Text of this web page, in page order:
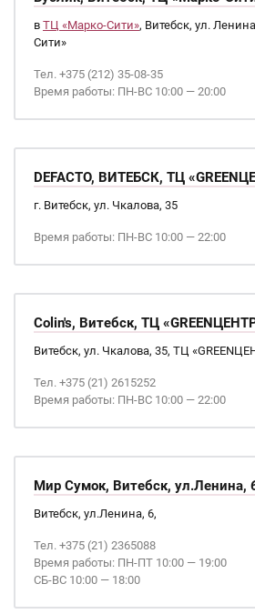
в ТЦ «Марко-Сити», Витебск, ул.
Сити»
Тел. +375 (212) 35-08-35
Время работы: ПН-ВС 10:00 — 20:00
DEFACTO, ВИТЕБСК, ТЦ
г. Витебск, ул. Чкалова, 35
Время работы: ПН-ВС 10:00 — 22:00
Colin's, Витебск, ТЦ
Витебск, ул. Чкалова, 35, ТЦ
Тел. +375 (21) 2615252
Время работы: ПН-ВС 10:00 — 22:00
Мир Сумок, Витебск, ул.Ленина,
Витебск, ул.Ленина, 6,
Тел. +375 (21) 2365088
Время работы: ПН-ПТ 10:00 — 19:00
СБ-ВС 10:00 — 18:00